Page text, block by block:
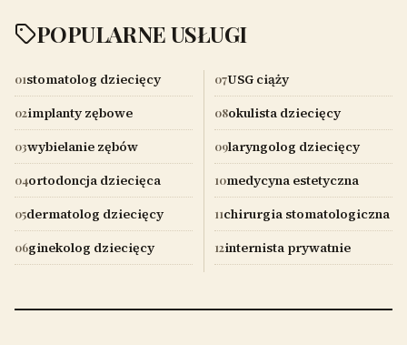
POPULARNE USŁUGI
01stomatolog dziecięcy
02implanty zębowe
03wybielanie zębów
04ortodoncja dziecięca
05dermatolog dziecięcy
06ginekolog dziecięcy
07USG ciąży
08okulista dziecięcy
09laryngolog dziecięcy
10medycyna estetyczna
11chirurgia stomatologiczna
12internista prywatnie